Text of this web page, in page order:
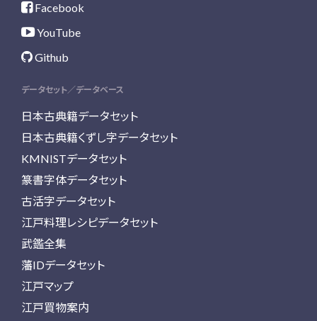
Facebook
YouTube
Github
データセット／データベース
日本古典籍データセット
日本古典籍くずし字データセット
KMNISTデータセット
篆書字体データセット
古活字データセット
江戸料理レシピデータセット
武鑑全集
藩IDデータセット
江戸マップ
江戸買物案内